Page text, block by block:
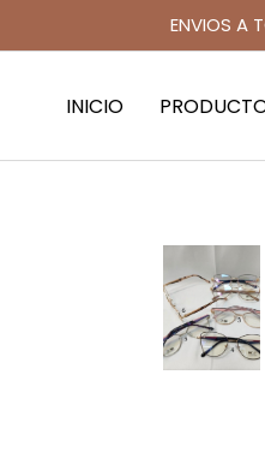
ENVIOS A
INICIO